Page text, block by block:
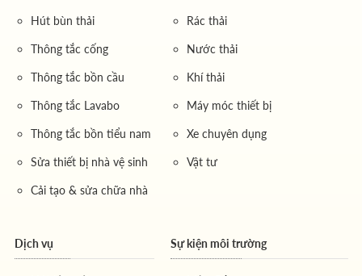
Hút bùn thải
Thông tắc cống
Thông tắc bồn cầu
Thông tắc Lavabo
Thông tắc bồn tiểu nam
Sửa thiết bị nhà vệ sinh
Cải tạo & sửa chữa nhà
Rác thải
Nước thải
Khí thải
Máy móc thiết bị
Xe chuyên dụng
Vật tư
Dịch vụ Sự kiện môi trường